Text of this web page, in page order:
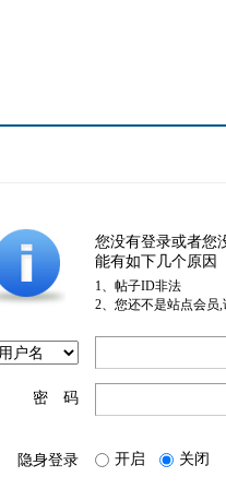
您没有登录或者您
能有如下几个原因
1、帖子ID非法
2、您还不是站点会员
密 码
隐身登录 开启 关闭